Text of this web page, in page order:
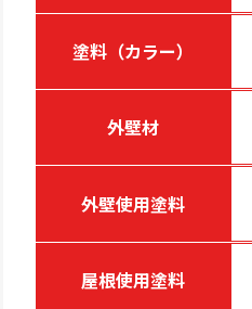
塗料（カラー）
外壁材
外壁使用塗料
屋根使用塗料